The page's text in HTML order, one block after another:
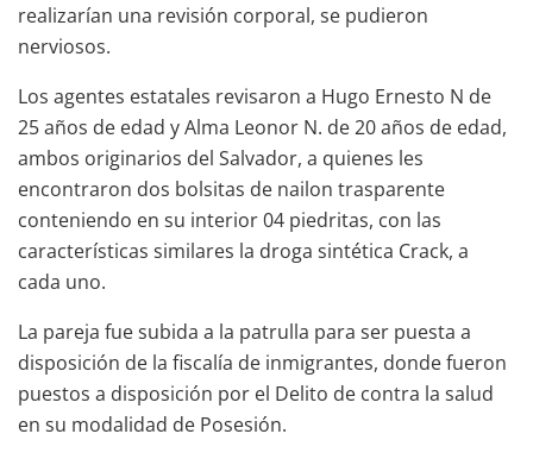
realizarían una revisión corporal, se pudieron
nerviosos.
Los agentes estatales revisaron a Hugo Ernesto N de
25 años de edad y Alma Leonor N. de 20 años de edad,
ambos originarios del Salvador, a quienes les
encontraron dos bolsitas de nailon trasparente
conteniendo en su interior 04 piedritas, con las
características similares la droga sintética Crack, a
cada uno.
La pareja fue subida a la patrulla para ser puesta a
disposición de la fiscalía de inmigrantes, donde fueron
puestos a disposición por el Delito de contra la salud
en su modalidad de Posesión.